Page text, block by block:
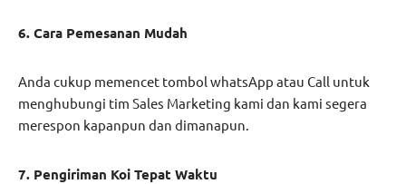
6. Cara Pemesanan Mudah
Anda cukup memencet tombol whatsApp atau Call untuk
menghubungi tim Sales Marketing kami dan kami segera
merespon kapanpun dan dimanapun.
7. Pengiriman Koi Tepat Waktu